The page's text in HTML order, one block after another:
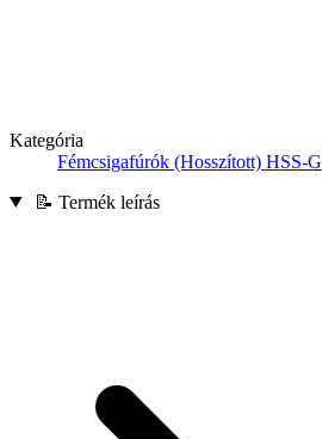
Kategória
Fémcsigafúrók (Hosszított) HSS-G
📝 Termék leírás